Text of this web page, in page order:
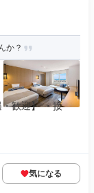
か？
歓迎】 ・接
気になる